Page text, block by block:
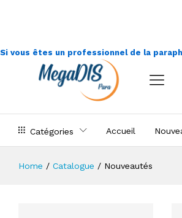
Si vous êtes un professionnel de la
Catégories Accueil
Home / Catalogue / Nouveautés